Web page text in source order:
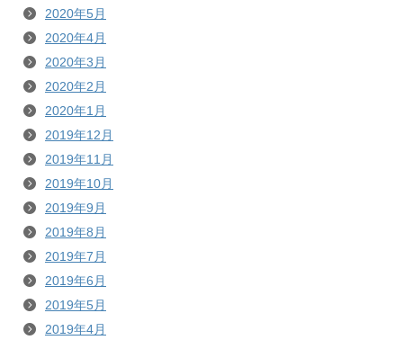
2020年5月
2020年4月
2020年3月
2020年2月
2020年1月
2019年12月
2019年11月
2019年10月
2019年9月
2019年8月
2019年7月
2019年6月
2019年5月
2019年4月